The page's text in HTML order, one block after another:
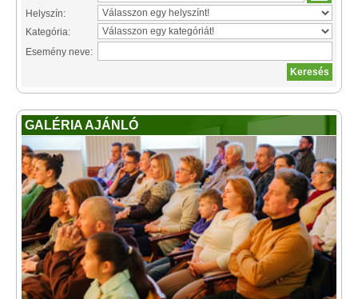
Helyszín:
Kategória:
Esemény neve:
GALÉRIA AJÁNLÓ